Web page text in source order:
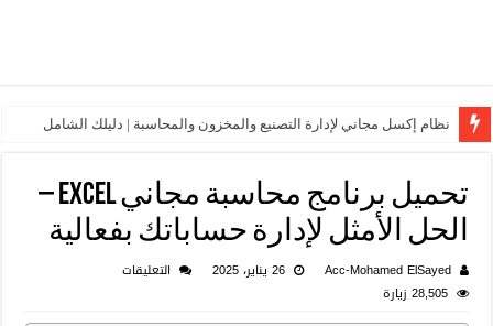
نظام إكسل مجاني لإدارة التصنيع والمخزون والمحاسبة | دليلك الشامل
تحميل برنامج محاسبة مجاني Excel –
الحل الأمثل لإدارة حساباتك بفعالية
Acc-Mohamed ElSayed 26 يناير، 2025 التعليقات
28,505 زيارة